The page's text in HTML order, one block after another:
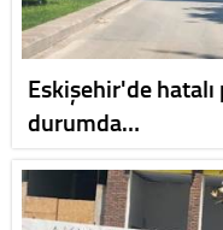
Eskişehir'de
durumda…